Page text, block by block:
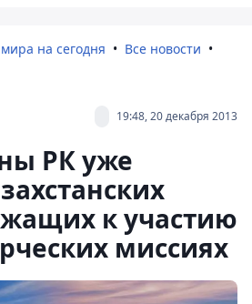
на сегодня
Все новости
19:48, 20 декабря 2013
РК уже
к участию
миссиях